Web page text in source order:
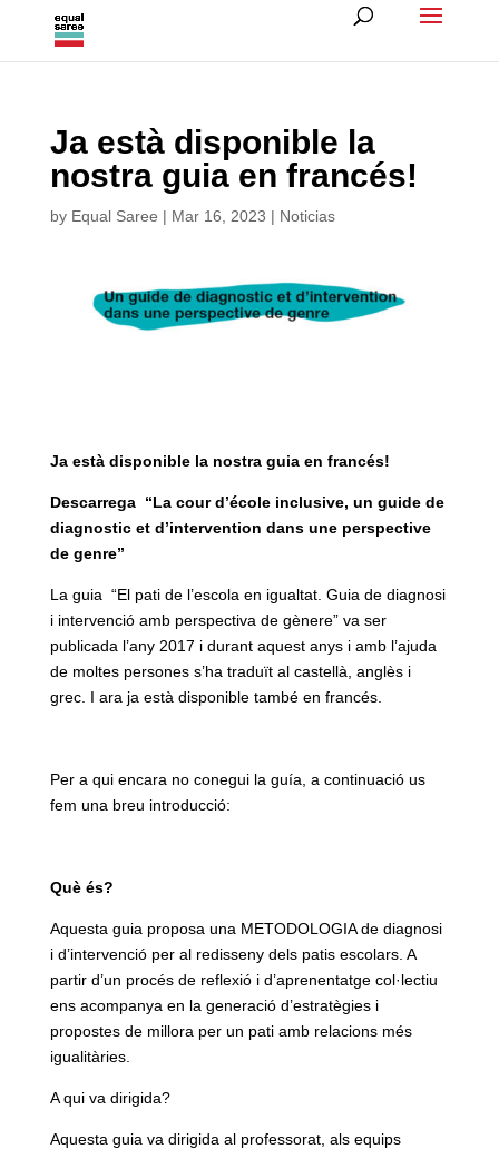
Ja està disponible la
nostra guia en francés!
by Equal Saree | Mar 16, 2023 | Noticias
Ja està disponible la nostra guia en francés!
Descarrega “La cour d’école inclusive, un guide de
diagnostic et d’intervention dans une perspective
de genre”
La guia “El pati de l’escola en igualtat. Guia de diagnosi
i intervenció amb perspectiva de gènere” va ser
publicada l’any 2017 i durant aquest anys i amb l’ajuda
de moltes persones s’ha traduït al castellà, anglès i
grec. I ara ja està disponible també en francés.
Per a qui encara no conegui la guía, a continuació us
fem una breu introducció:
Què és?
Aquesta guia proposa una METODOLOGIA de diagnosi
i d’intervenció per al redisseny dels patis escolars. A
partir d’un procés de reflexió i d’aprenentatge col·lectiu
ens acompanya en la generació d’estratègies i
propostes de millora per un pati amb relacions més
igualitàries.
A qui va dirigida?
Aquesta guia va dirigida al professorat, als equips